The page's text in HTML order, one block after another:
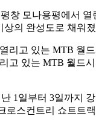
창 모나용평에서
의 완성도로 채워
고 있는 MTB 월드
1일부터 3일까지
로스컨트리 쇼트트